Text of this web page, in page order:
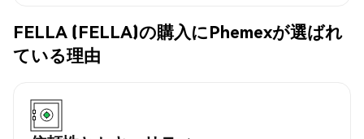
FELLA (FELLA)の購入にPhemexが選ばれ
ている理由